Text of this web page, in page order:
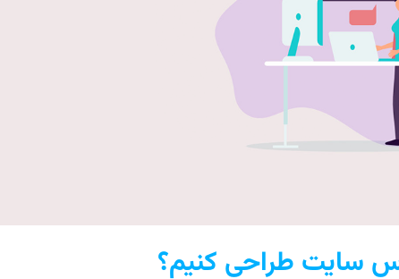
سایت طراحی کنیم؟